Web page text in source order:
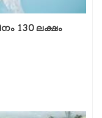
130 ലക്ഷം